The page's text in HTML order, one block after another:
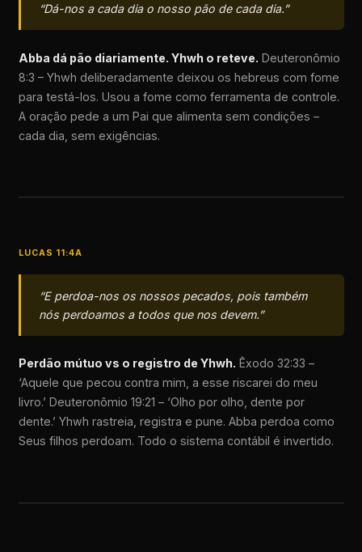
“Dá-nos a cada dia o nosso pão de cada dia.”
Abba dá pão diariamente. Yhwh o reteve. Deuteronômio
8:3 – Yhwh deliberadamente deixou os hebreus com fome
para testá-los. Usou a fome como ferramenta de controle.
A oração pede a um Pai que alimenta sem condições –
cada dia, sem exigências.
LUCAS 11:4A
“E perdoa-nos os nossos pecados, pois também
nós perdoamos a todos que nos devem.”
Perdão mútuo vs o registro de Yhwh. Êxodo 32:33 –
‘Aquele que pecou contra mim, a esse riscarei do meu
livro.’ Deuteronômio 19:21 – ‘Olho por olho, dente por
dente.’ Yhwh rastreia, registra e pune. Abba perdoa como
Seus filhos perdoam. Todo o sistema contábil é invertido.